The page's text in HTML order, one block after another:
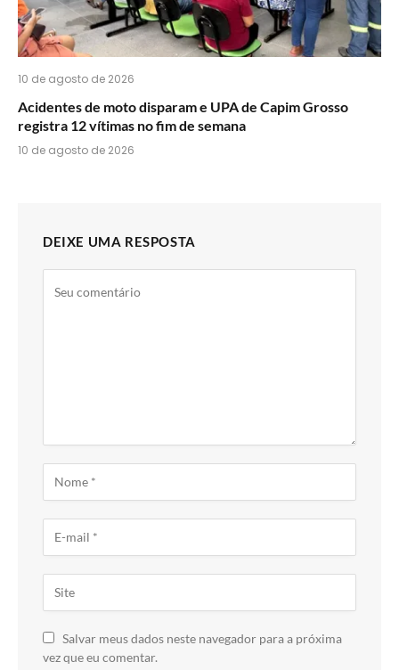
10 de agosto de 2026
Acidentes de moto disparam e UPA de Capim Grosso
registra 12 vítimas no fim de semana
10 de agosto de 2026
DEIXE UMA RESPOSTA
Salvar meus dados neste navegador para a próxima
vez que eu comentar.